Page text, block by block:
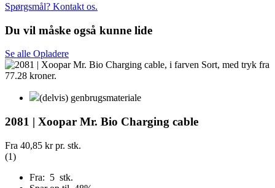
Spørgsmål? Kontakt os.
Du vil måske også kunne lide
Se alle Opladere
(delvis) genbrugsmateriale
2081 | Xoopar Mr. Bio Charging cable
Fra 40,85 krpr. stk.
(1)
Fra: 5 stk.